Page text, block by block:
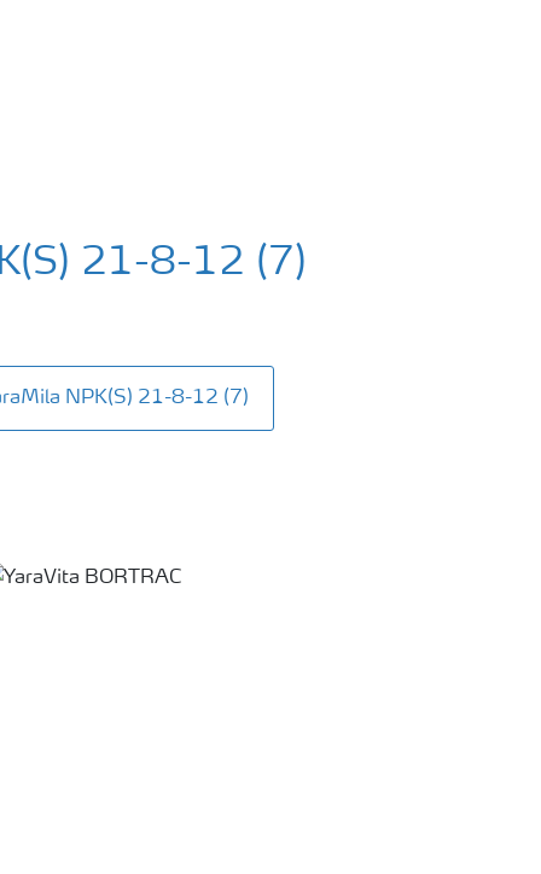
21-8-12 (7)
NPK(S) 21-8-12 (7)